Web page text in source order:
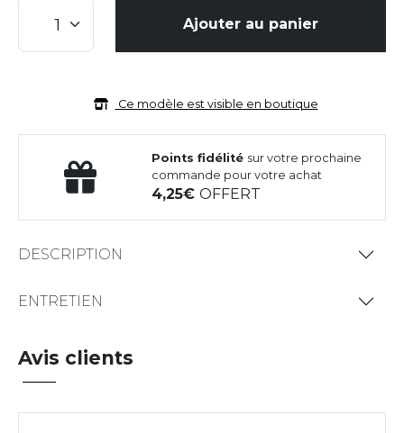
Ajouter au panier
Ce modèle est visible en boutique
Points fidélité sur votre prochaine
commande pour votre achat
4,25OFFERT
DESCRIPTION
ENTRETIEN
Avis clients